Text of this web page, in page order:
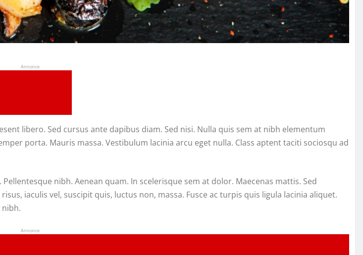
Annonce
libero. Sed cursus ante dapibus diam. Sed nisi. Nulla quis sem at nibh elementum
porta. Mauris massa. Vestibulum lacinia arcu eget nulla. Class aptent taciti sociosqu ad
nibh. Aenean quam. In scelerisque sem at dolor. Maecenas mattis. Sed
iaculis vel, suscipit quis, luctus non, massa. Fusce ac turpis quis ligula lacinia aliquet.
Annonce